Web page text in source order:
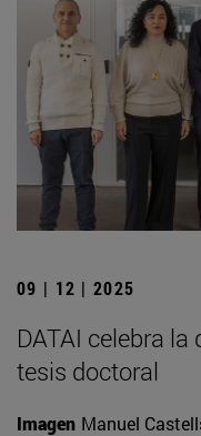
09 | 12 | 2025
DATAI celebra
tesis doctoral
Imagen Manuel